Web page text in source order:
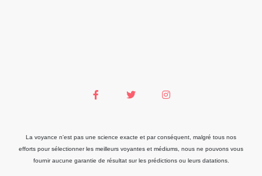
La voyance n'est pas une science exacte et par conséquent, malgré tous nos
efforts pour sélectionner les meilleurs voyantes et médiums, nous ne pouvons vous
fournir aucune garantie de résultat sur les prédictions ou leurs datations.